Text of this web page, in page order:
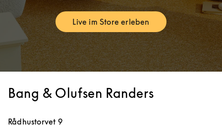
Live im Store erlebenLink Opens in New Tab
Bang & Olufsen Randers
Rådhustorvet 9